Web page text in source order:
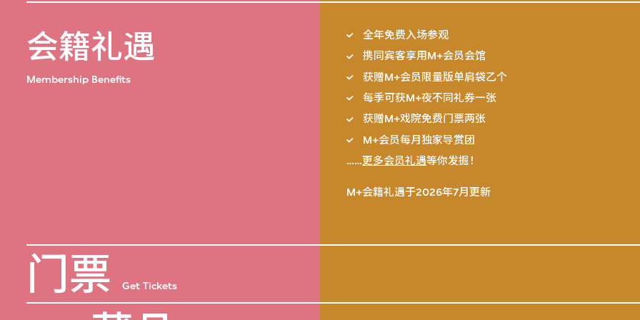
会籍礼遇
Membership Benefits
全年免费入场参观
携同宾客享用M+会员会馆
获赠M+会员限量版单肩袋乙个
每季可获M+夜不同礼券一张
获赠M+戏院免费门票两张
M+会员每月独家导赏团
……更多会员礼遇等你发掘！
M+会籍礼遇于2026年7月更新
门票 Get Tickets